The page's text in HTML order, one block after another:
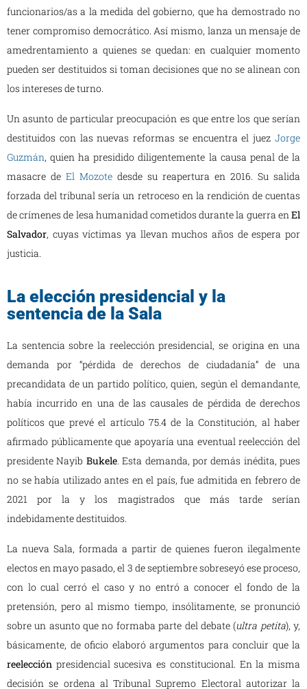
funcionarios/as a la medida del gobierno, que ha demostrado no
tener compromiso democrático. Así mismo, lanza un mensaje de
amedrentamiento a quienes se quedan: en cualquier momento
pueden ser destituidos si toman decisiones que no se alinean con
los intereses de turno.
Un asunto de particular preocupación es que entre los que serían
destituidos con las nuevas reformas se encuentra el juez Jorge
Guzmán, quien ha presidido diligentemente la causa penal de la
masacre de El Mozote desde su reapertura en 2016. Su salida
forzada del tribunal sería un retroceso en la rendición de cuentas
de crímenes de lesa humanidad cometidos durante la guerra enEl
Salvador, cuyas víctimas ya llevan muchos años de espera por
justicia.
La elección presidencial y la
sentencia de la Sala
La sentencia sobre la reelección presidencial, se origina en una
demanda por “pérdida de derechos de ciudadanía” de una
precandidata de un partido político, quien, según el demandante,
había incurrido en una de las causales de pérdida de derechos
políticos que prevé el artículo 75.4 de la Constitución, al haber
afirmado públicamente que apoyaría una eventual reelección del
presidente Nayib Bukele. Esta demanda, por demás inédita, pues
no se había utilizado antes en el país, fue admitida en febrero de
2021 por la y los magistrados que más tarde serían
indebidamente destituidos.
La nueva Sala, formada a partir de quienes fueron ilegalmente
electos en mayo pasado, el 3 de septiembre sobreseyó ese proceso,
con lo cual cerró el caso y no entró a conocer el fondo de la
pretensión, pero al mismo tiempo, insólitamente, se pronunció
sobre un asunto que no formaba parte del debate (ultra petita), y,
básicamente, de oficio elaboró argumentos para concluir que la
reelección presidencial sucesiva es constitucional. En la misma
decisión se ordena al Tribunal Supremo Electoral autorizar la